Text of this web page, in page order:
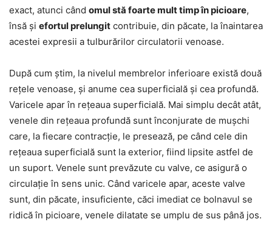
exact, atunci când omul stă foarte mult timp în picioare,
însă și efortul prelungit contribuie, din păcate, la înaintarea
acestei expresii a tulburărilor circulatorii venoase.
După cum știm, la nivelul membrelor inferioare există două
rețele venoase, și anume cea superficială și cea profundă.
Varicele apar în rețeaua superficială. Mai simplu decât atât,
venele din rețeaua profundă sunt înconjurate de mușchi
care, la fiecare contracție, le presează, pe când cele din
rețeaua superficială sunt la exterior, fiind lipsite astfel de
un suport. Venele sunt prevăzute cu valve, ce asigură o
circulație în sens unic. Când varicele apar, aceste valve
sunt, din păcate, insuficiente, căci imediat ce bolnavul se
ridică în picioare, venele dilatate se umplu de sus până jos.